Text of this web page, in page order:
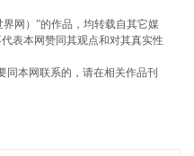
网）”的作品，均转载自其它媒
表本网赞同其观点和对其真实性
同本网联系的，请在相关作品刊